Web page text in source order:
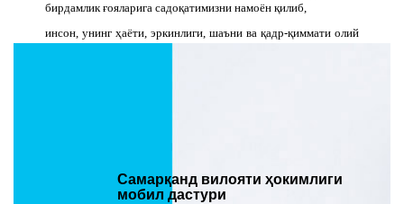
бирдамлик ғояларига садоқатимизни намоён қилиб,
инсон, унинг ҳаёти, эркинлиги, шаъни ва қадр-қиммати олий
маънавий меросига таяниб,
мамлакатимизнинг бебаҳо табиий бойликларини
Самарқанд вилояти ҳокимлиги
мобил дастури